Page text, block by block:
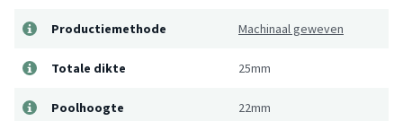
Productiemethode Machinaal geweven
Totale dikte 25mm
Poolhoogte 22mm